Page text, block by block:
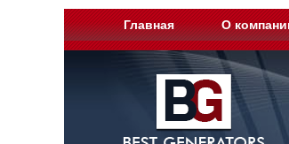
Главная О